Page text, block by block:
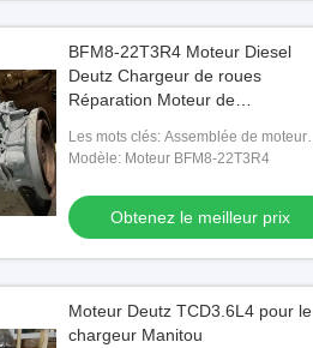
BFM8-22T3R4 Moteur Diesel
Deutz Chargeur de roues
Réparation Moteur de
Les mots clés: Assemblée de moteur
diesel
Modèle: Moteur BFM8-22T3R4
Obtenez le meilleur prix
Moteur Deutz TCD3.6L4 pour le
chargeur Manitou